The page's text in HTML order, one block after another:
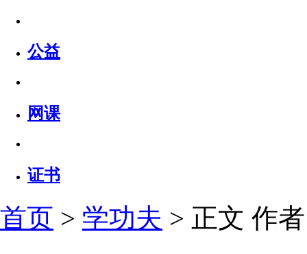
公益
网课
证书
首页 > 学功夫 > 正文 作